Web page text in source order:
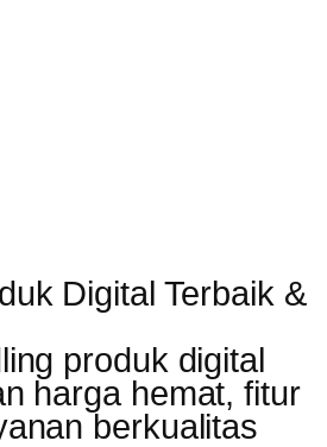
Digital Terbaik &
produk digital
harga hemat, fitur
berkualitas